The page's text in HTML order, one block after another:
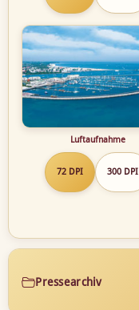
Luftaufnahme
72 DPI 300 DPI
Pressearchiv